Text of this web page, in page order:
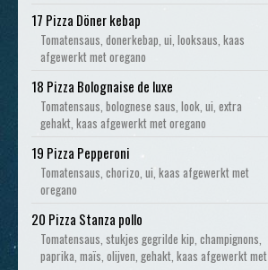
17 Pizza Döner kebap
Tomatensaus, donerkebap, ui, looksaus, kaas
afgewerkt met oregano
18 Pizza Bolognaise de luxe
Tomatensaus, bolognese saus, look, ui, extra
gehakt, kaas afgewerkt met oregano
19 Pizza Pepperoni
Tomatensaus, chorizo, ui, kaas afgewerkt met
oregano
20 Pizza Stanza pollo
Tomatensaus, stukjes gegrilde kip, champignons,
paprika, maïs, olijven, gehakt, kaas afgewerkt met